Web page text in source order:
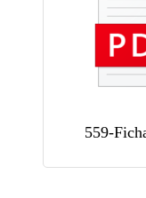
559-